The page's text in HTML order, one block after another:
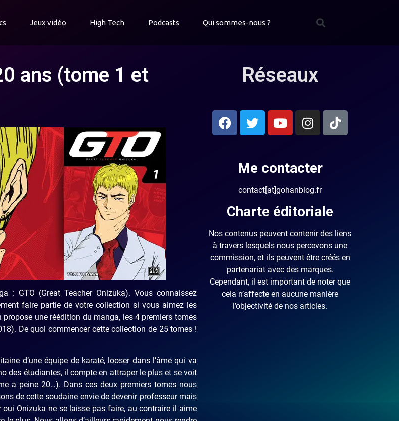
Jeux vidéo High Tech Podcasts Qui sommes-nous ?
ans (tome 1 et
: GTO (Great Teacher Onizuka). Vous connaissez
faire partie de votre collection si vous aimez les
une réédition du manga, les 4 premiers tomes
De quoi commencer cette collection de 25 tomes !
d’une équipe de karaté, looser dans l’âme qui va
des étudiantes, il compte en attraper le plus et se voit
a peine 20…). Dans ces deux premiers tomes nous
de cette soudaine envie de devenir professeur mais
Onizuka ne se laisse pas faire, au contraire il aime
Réseaux
Me contacter
contact[at]gohanblog.fr
Charte éditoriale
Nos contenus peuvent contenir des liens
à travers lesquels nous percevons une
commission, et ils peuvent être créés en
partenariat avec des marques.
Cependant, il est important de noter que
cela n’affecte en aucune manière
l’objectivité de nos articles.